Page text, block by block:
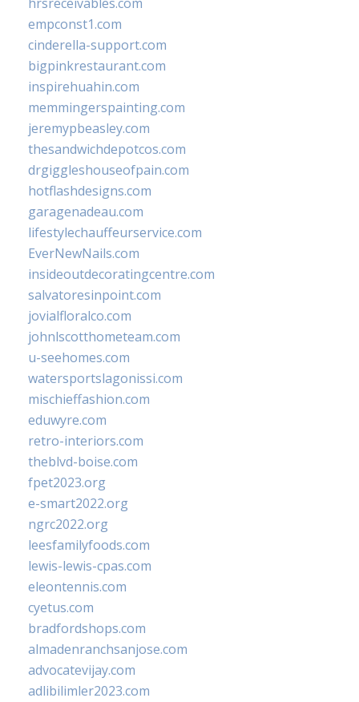
empconst1.com
cinderella-support.com
bigpinkrestaurant.com
inspirehuahin.com
memmingerspainting.com
jeremypbeasley.com
thesandwichdepotcos.com
drgiggleshouseofpain.com
hotflashdesigns.com
garagenadeau.com
lifestylechauffeurservice.com
EverNewNails.com
insideoutdecoratingcentre.com
salvatoresinpoint.com
jovialfloralco.com
johnlscotthometeam.com
u-seehomes.com
watersportslagonissi.com
mischieffashion.com
eduwyre.com
retro-interiors.com
theblvd-boise.com
fpet2023.org
e-smart2022.org
ngrc2022.org
leesfamilyfoods.com
lewis-lewis-cpas.com
eleontennis.com
cyetus.com
bradfordshops.com
almadenranchsanjose.com
advocatevijay.com
adlibilimler2023.com